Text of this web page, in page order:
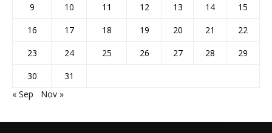
9
10 11 12 13 14
15
16
17 18 19 20 21
22
23
24 25 26 27 28
29
30
31
« Sep
Nov »